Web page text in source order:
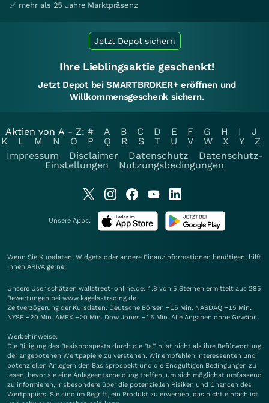
✅ mehr als 25 Jahre Marktpräsenz
Jetzt Depot sichern
Ihre Lieblingsaktie geschenkt!
Jetzt Depot bei SMARTBROKER+ eröffnen und
Willkommensgeschenk sichern.
Aktien von A - Z: # A B C D E F G H I
J
K
L M N O P Q R S T U V W X Y
Z
Impressum
Disclaimer Datenschutz
Datenschutz-
Einstellungen
Nutzungsbedingungen
Unsere Apps:
Wenn Sie Kursdaten, Widgets oder andere Finanzinformationen benötigen, hilft
Ihnen ARIVA gerne.
Unsere User schätzen wallstreet-online.de: 4.8 von 5 Sternen ermittelt aus 285
Bewertungen bei www.kagels-trading.de
Zeitverzögerung der Kursdaten: Deutsche Börsen +15 Min. NASDAQ +15 Min.
NYSE +20 Min. AMEX +20 Min. Dow Jones +15 Min. Alle Angaben ohne Gewähr.
Werbehinweise:
Die Billigung des Basisprospekts durch die BaFin ist nicht als ihre Befürwortung
der angebotenen Wertpapiere zu verstehen. Wir empfehlen Interessenten und
potenziellen Anlegern den Basisprospekt und die Endgültigen Bedingungen zu
lesen, bevor sie eine Anlageentscheidung treffen, um sich möglichst umfassend
zu informieren, insbesondere über die potenziellen Risiken und Chancen des
Wertpapiers. Sie sind im Begriff, ein Produkt zu erwerben, das nicht einfach ist